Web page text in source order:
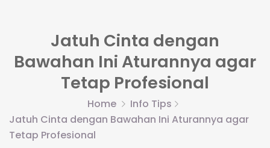
Jatuh Cinta dengan
Bawahan Ini Aturannya agar
Tetap Profesional
Home
Info Tips
Jatuh Cinta dengan Bawahan Ini Aturannya agar
Tetap Profesional